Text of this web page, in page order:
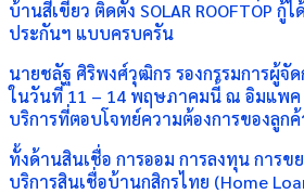
บ้านสีเขียว ติดตั้ง SOLAR ROOFTOP
ประกันฯ แบบครบครัน
นายชลัฐ ศิริพงศ์วุฒิกร รองกรรมการผู้จั
ในวันที่ 11 – 14 พฤษภาคมนี้ ณ อิมแพค
บริการที่ตอบโจทย์ความต้องการของลูก
ทั้งด้านสินเชื่อ การออม การลงทุน การ
บริการสินเชื่อบ้านกสิกรไทย (Home